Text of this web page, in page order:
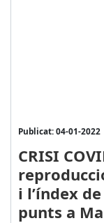
Publicat: 04-01-2022
CRISI
i l’índex
punts a